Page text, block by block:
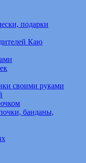
подарки
Каю
своими руками
банданы,